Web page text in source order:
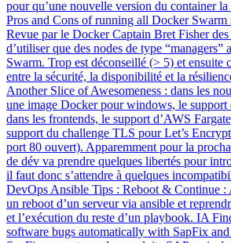
pour qu’une nouvelle version du container la
Pros and Cons of running all Docker Swarm
Revue par le Docker Captain Bret Fisher
d’utiliser que des nodes de type “managers”
Swarm. Trop est déconseillé (> 5) et ensuite
entre la sécurité, la disponibilité et la
Another Slice of Awesomeness : dans les
une image Docker pour windows, le support
dans les frontends, le support d’AWS
support du challenge TLS pour Let’s
port 80 ouvert). Apparemment pour la
de dév va prendre quelques libertés pour
il faut donc s’attendre à quelques
DevOps Ansible Tips : Reboot & Continue :
un reboot d’un serveur via ansible et
et l’exécution du reste d’un playbook. IA
software bugs automatically with SapFix